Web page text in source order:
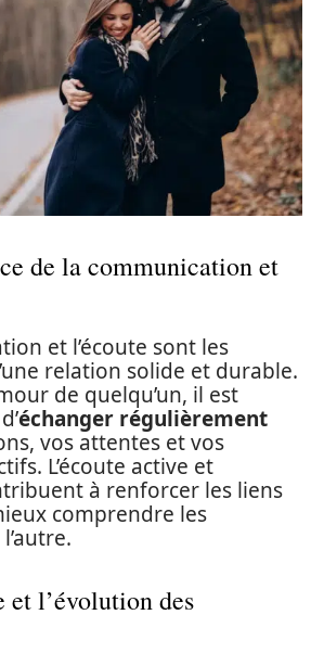
de la communication et
et l’écoute sont les
relation solide et durable.
de quelqu’un, il est
échanger régulièrement
vos attentes et vos
L’écoute active et
à renforcer les liens
comprendre les
et l’évolution des